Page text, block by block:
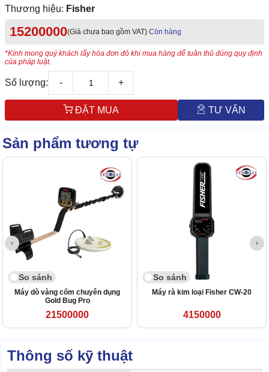
Thương hiệu: Fisher
15200000(Giá chưa bao gồm VAT) Còn hàng
*Kính mong quý khách lấy hóa đơn đỏ khi mua hàng để tuân thủ đúng quy định
của pháp luật.
Số lượng: - +
ĐẶT MUA TƯ VẤN
Sản phẩm tương tự
So sánh
Máy dò vàng cốm chuyên dụng
Gold Bug Pro
21500000
So sánh
Máy rà kim loại Fisher CW-20
4150000
Thông số kỹ thuật